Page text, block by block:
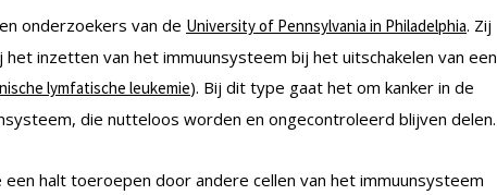
onderzoekers van de University of Pennsylvania in Philadelphia. Zij
inzetten van het immuunsysteem bij het uitschakelen van een
lymfatische leukemie). Bij dit type gaat het om kanker in de
die nutteloos worden en ongecontroleerd blijven delen.
halt toeroepen door andere cellen van het immuunsysteem